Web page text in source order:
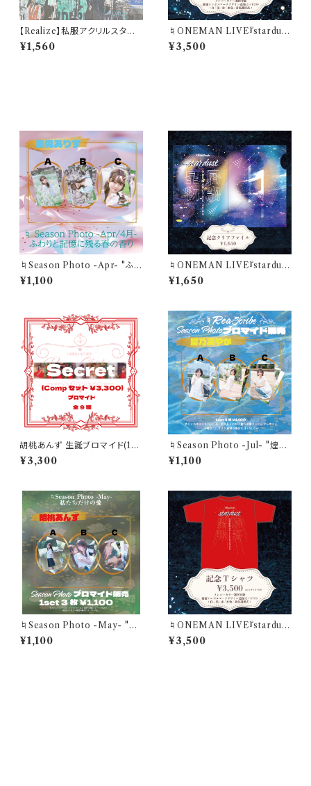
【Realize】私服アクリルスタンド
【夢咲あむ】
¥1,560
♮ONEMAN LIVE『stardus
t』記念Tシャツ【水色】
¥3,500
♮Season Photo -Apr- "ふわ
りと記憶に残る春の香り"美兎
ありすブロマイド(1セット3枚)
¥1,100
♮ONEMAN LIVE『stardus
t』記念クリアファイル(A5サイ
ズ)
¥1,650
胡桃あんず 生誕ブロマイド(1セ
ットコンプリート9枚販売)
¥3,300
♮Season Photo -Jul- "煌め
くこの一瞬が 夏色に溶けてい
く"星乃あやかブロマイド(1セッ
¥1,100
♮Season Photo -May- "凛
と冷たく流れる川、秘密の温も
り"胡桃あんずブロマイド(1セッ
¥1,100
♮ONEMAN LIVE『stardus
t』記念Tシャツ【赤】
¥3,500